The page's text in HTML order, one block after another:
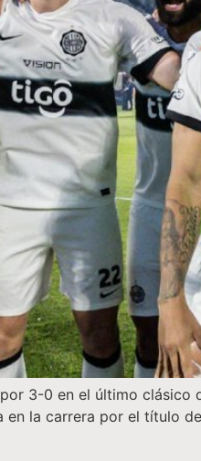
3-0 en el último clásico
en la carrera por el título